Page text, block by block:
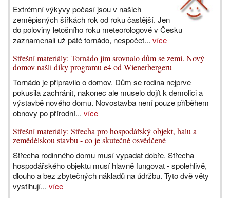
Extrémní výkyvy počasí jsou v našich
zeměpisných šířkách rok od roku častější. Jen
do poloviny letošního roku meteorologové v Česku
zaznamenali už páté tornádo, nespočet... více
Střešní materiály: Tornádo jim srovnalo dům se zemí. Nový
domov našli díky programu e4 od Wienerbergeru
Tornádo je připravilo o domov. Dům se rodina nejprve
pokusila zachránit, nakonec ale muselo dojít k demolici a
výstavbě nového domu. Novostavba není pouze příběhem
obnovy po přírodní... více
Střešní materiály: Střecha pro hospodářský objekt, halu a
zemědělskou stavbu - co je skutečně osvědčené
Střecha rodinného domu musí vypadat dobře. Střecha
hospodářského objektu musí hlavně fungovat - spolehlivě,
dlouho a bez zbytečných nákladů na údržbu. Tyto dvě věty
vystihují... více